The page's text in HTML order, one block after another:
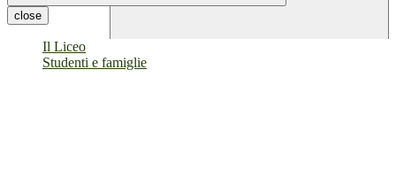
close
Il Liceo
Studenti e famiglie